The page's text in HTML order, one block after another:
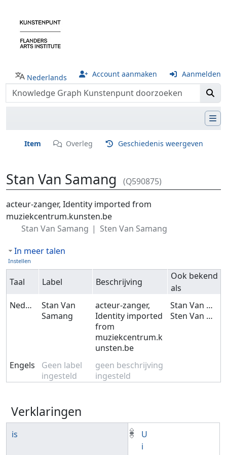
Nederlands Account aanmaken Aanmelden
Item Overleg Geschiedenis weergeven
Stan Van Samang (Q590875)
Ga naar:navigatie,zoeken
acteur-zanger, Identity imported from
muziekcentrum.kunsten.be
Stan Van Samang
Sten Van Samang
In meer talen
Instellen
Taal Label Beschrijving
Ook bekend
als
Nederlands
Stan Van
Samang
acteur-zanger,
Identity imported
from
muziekcentrum.k
unsten.be
Stan Van Samang
Sten Van Samang
Engels
Geen label
ingesteld
geen beschrijving
ingesteld
Verklaringen
is
U
i